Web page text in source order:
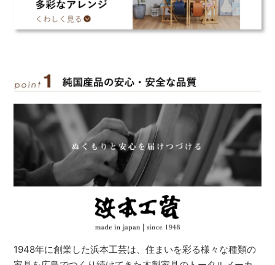
1948年に創業した浜本工芸は、住まいを彩る様々な種類の